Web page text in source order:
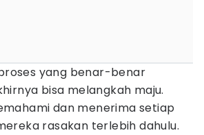
yang benar-benar
bisa melangkah maju.
dan menerima setiap
rasakan terlebih dahulu.